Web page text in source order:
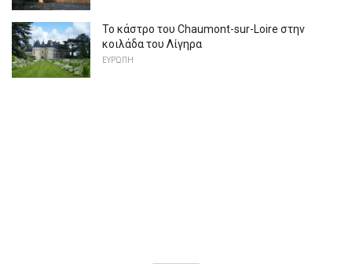
Το κάστρο του Chaumont-sur-Loire στην
κοιλάδα του Λίγηρα
ΕΥΡΏΠΗ